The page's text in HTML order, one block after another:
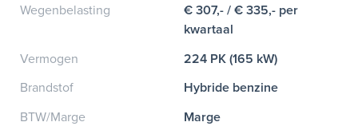
Wegenbelasting
€ 307,- / € 335,- per
kwartaal
Vermogen
224 PK (165 kW)
Brandstof
Hybride benzine
BTW/Marge
Marge